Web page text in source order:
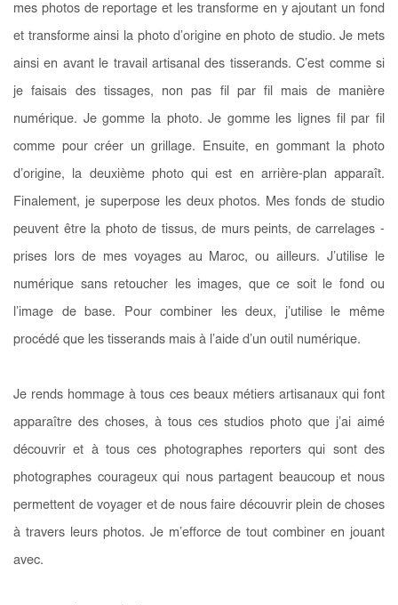
mes photos de reportage et les transforme en y ajoutant un fond
et transforme ainsi la photo d’origine en photo de studio. Je mets
ainsi en avant le travail artisanal des tisserands. C’est comme si
je faisais des tissages, non pas fil par fil mais de manière
numérique. Je gomme la photo. Je gomme les lignes fil par fil
comme pour créer un grillage. Ensuite, en gommant la photo
d’origine, la deuxième photo qui est en arrière-plan apparaît.
Finalement, je superpose les deux photos. Mes fonds de studio
peuvent être la photo de tissus, de murs peints, de carrelages -
prises lors de mes voyages au Maroc, ou ailleurs. J’utilise le
numérique sans retoucher les images, que ce soit le fond ou
l’image de base. Pour combiner les deux, j’utilise le même
procédé que les tisserands mais à l’aide d’un outil numérique.
Je rends hommage à tous ces beaux métiers artisanaux qui font
apparaître des choses, à tous ces studios photo que j’ai aimé
découvrir et à tous ces photographes reporters qui sont des
photographes courageux qui nous partagent beaucoup et nous
permettent de voyager et de nous faire découvrir plein de choses
à travers leurs photos. Je m’efforce de tout combiner en jouant
avec.